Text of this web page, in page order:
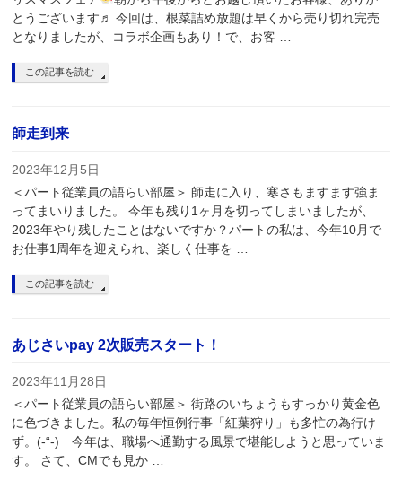
とうございます♬ 今回は、根菜詰め放題は早くから売り切れ完売
となりましたが、コラボ企画もあり！で、お客 …
この記事を読む
師走到来
2023年12月5日
＜パート従業員の語らい部屋＞ 師走に入り、寒さもますます強ま
ってまいりました。 今年も残り1ヶ月を切ってしまいましたが、
2023年やり残したことはないですか？パートの私は、今年10月で
お仕事1周年を迎えられ、楽しく仕事を …
この記事を読む
あじさいpay 2次販売スタート！
2023年11月28日
＜パート従業員の語らい部屋＞ 街路のいちょうもすっかり黄金色
に色づきました。私の毎年恒例行事「紅葉狩り」も多忙の為行け
ず。(-“-) 今年は、職場へ通勤する風景で堪能しようと思っていま
す。 さて、CMでも見か …